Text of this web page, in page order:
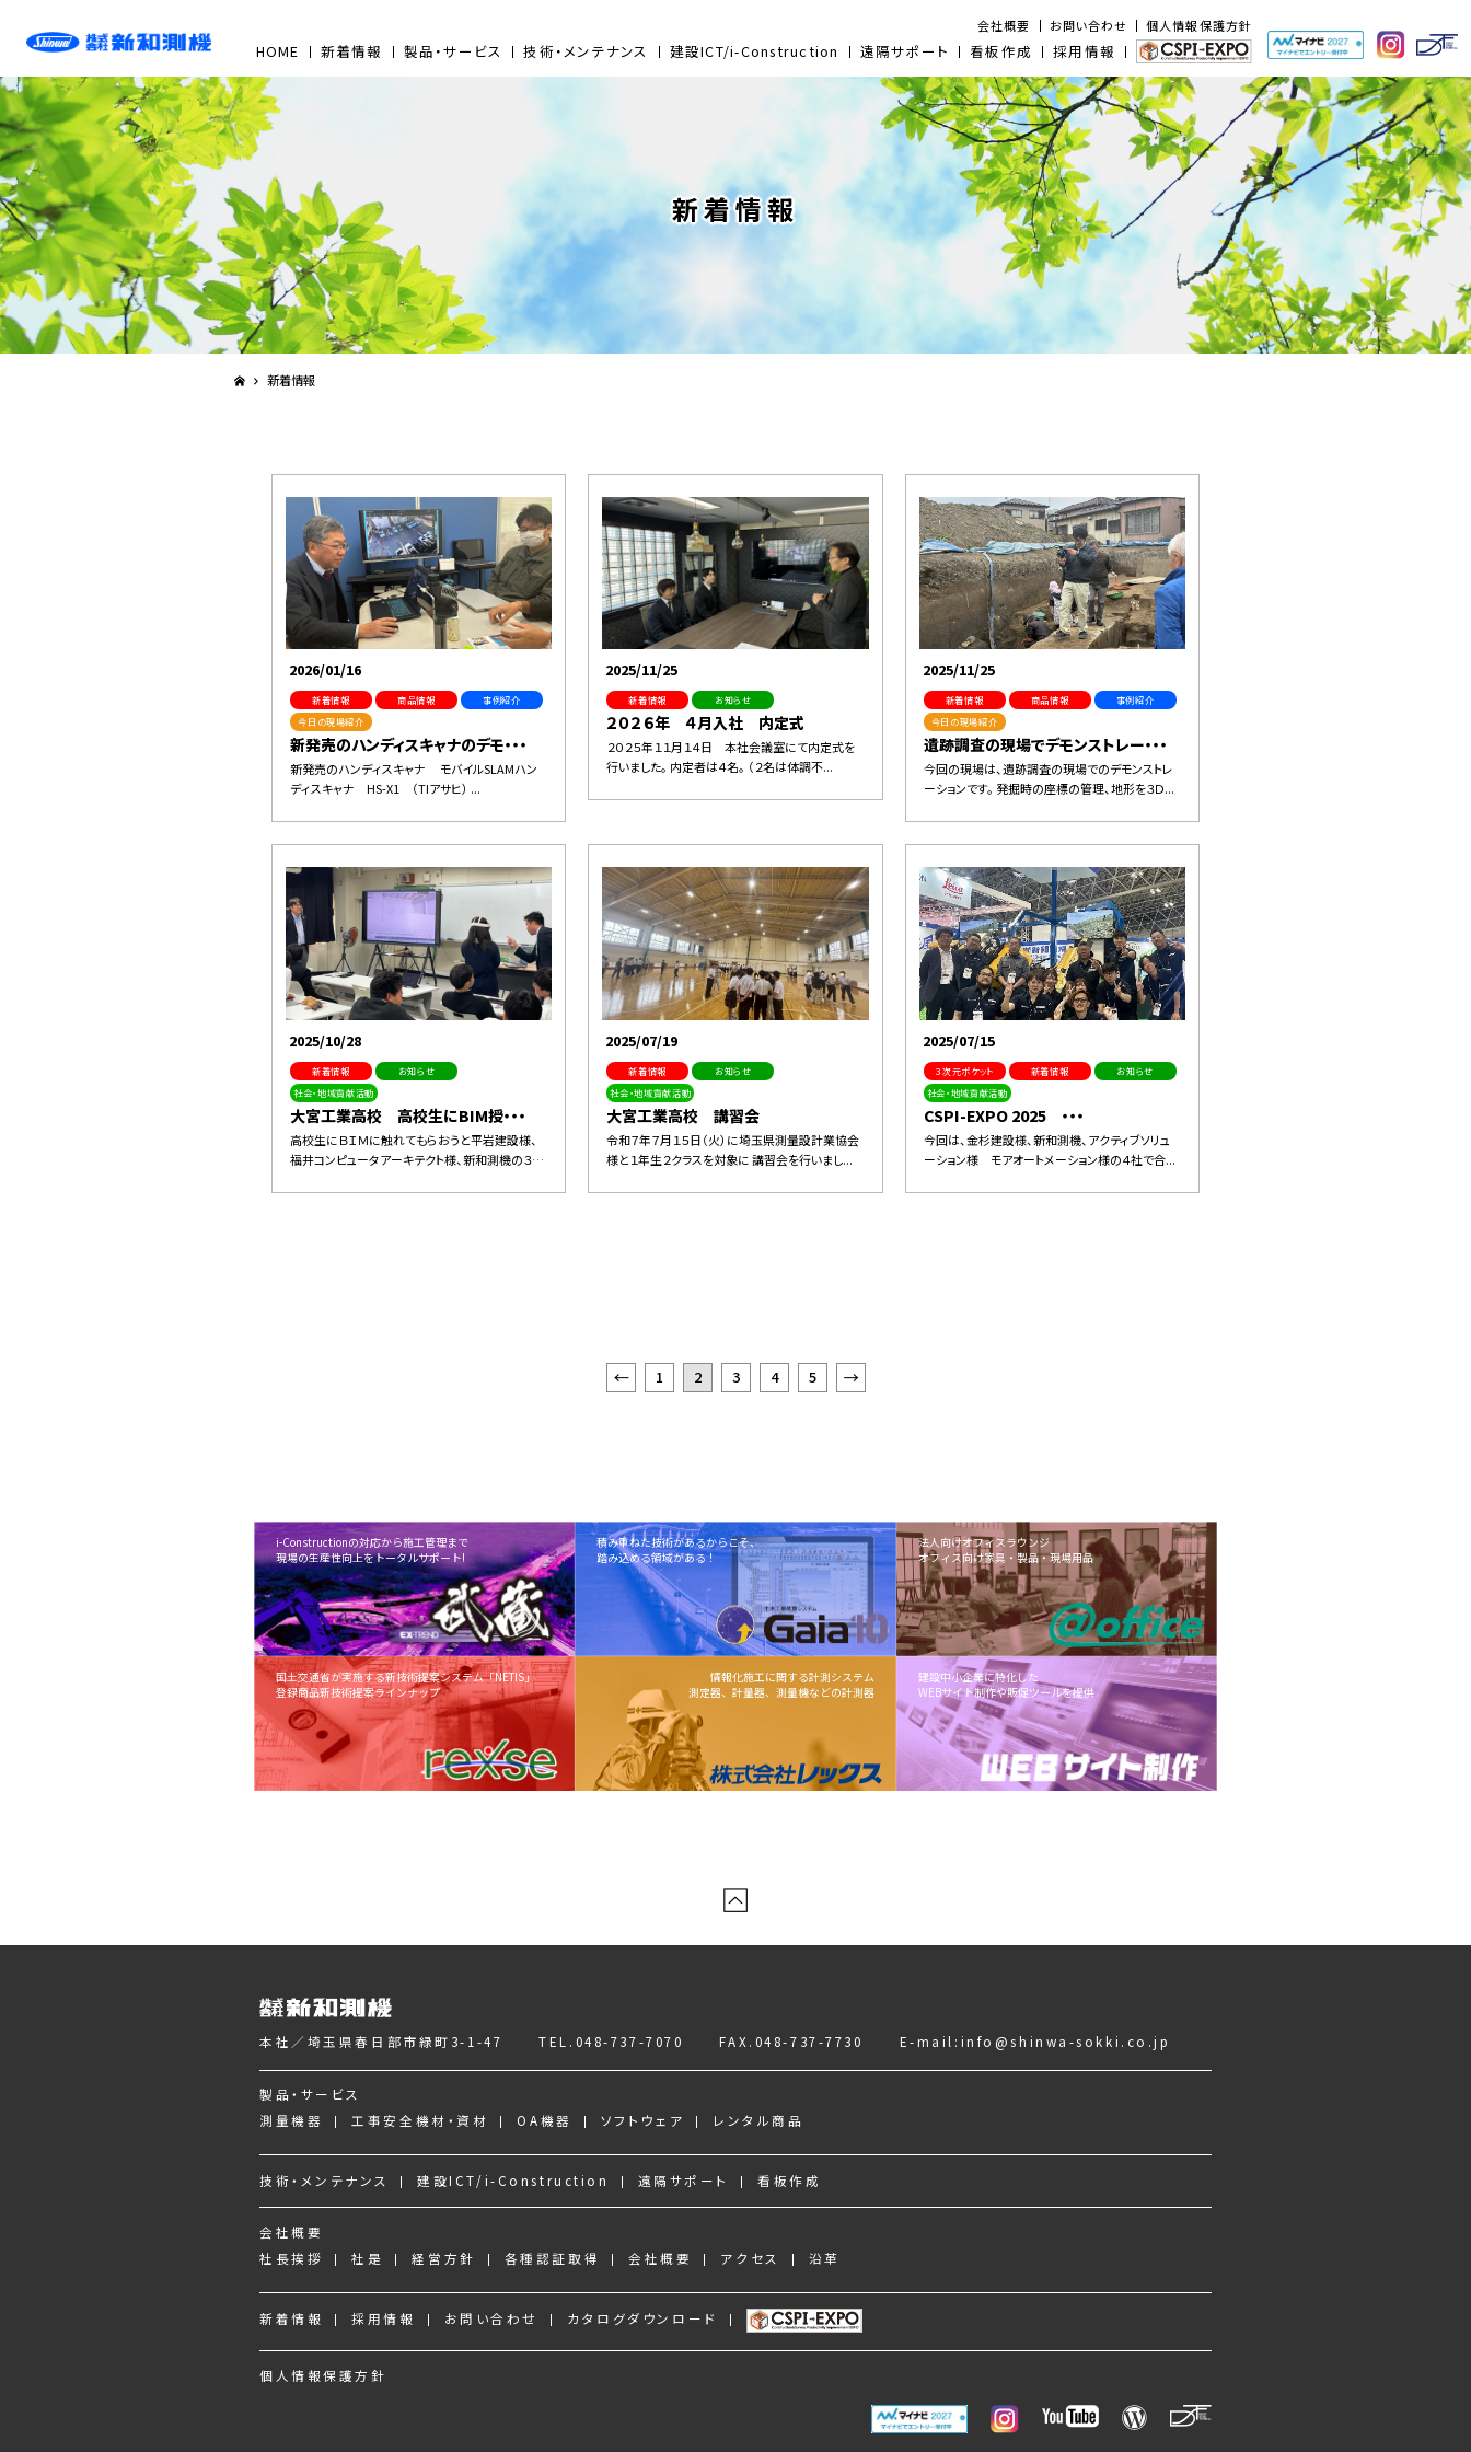
会社概要 お問い合わせ 個人情報保護方針
HOME 新着情報 製品・サービス 技術・メンテナンス 建設ICT/i-Construction 遠隔サポート 看板作成 採用情報
新着情報
新着情報
2026/01/16
新着情報 商品情報
事例紹介
今日の現場紹介
新発売のハンディスキャナのデモ・・・
新発売のハンディスキャナ モバイルSLAMハン
ディスキャナ HS-X1 （TIアサヒ） ...
2025/11/25
新着情報 お知らせ
２０２６年 ４月入社 内定式
２０２５年１１月１４日 本社会議室にて内定式を
行いました。 内定者は４名。 （２名は体調不...
2025/11/25
新着情報 商品情報
事例紹介
今日の現場紹介
遺跡調査の現場でデモンストレー・・・
今回の現場は、遺跡調査の現場でのデモンストレ
ーションです。 発掘時の座標の管理、地形を３Ｄ...
2025/10/28
新着情報
お知らせ
社会・地域貢献活動
大宮工業高校 高校生にBIM授・・・
高校生にＢＩＭに触れてもらおうと平岩建設様、
福井コンピュータアーキテクト様、新和測機の３…
2025/07/19
新着情報
お知らせ
社会・地域貢献活動
大宮工業高校 講習会
令和７年７月１５日（火）に埼玉県測量設計業協会
様と１年生２クラスを対象に 講習会を行いまし...
2025/07/15
３次元ポケット 新着情報
お知らせ
社会・地域貢献活動
CSPI-EXPO 2025 ・・・
今回は、金杉建設様、新和測機、アクティブソリュ
ーション様 モアオートメーション様の４社で合...
1 2 3 4 5
i-Constructionの対応から施工管理まで
現場の生産性向上をトータルサポート!
積み重ねた技術があるからこそ、
踏み込める領域がある！
法人向けオフィスラウンジ
オフィス向け家具・製品・現場用品
国土交通省が実施する新技術提案システム「NETIS」
登録商品新技術提案ラインナップ
情報化施工に関する計測システム
測定器、計量器、測量機などの計測器
建設中小企業に特化した
WEBサイト制作や販促ツールを提供
本社／埼玉県春日部市緑町3-1-47 TEL. 048-737-7070 FAX.048-737-7730 E-mail: info@shinwa-sokki.co.jp
製品・サービス
測量機器
工事安全機材・資材 OA機器 ソフトウェア レンタル商品
技術・メンテナンス 建設ICT/i-Construction 遠隔サポート 看板作成
会社概要
社長挨拶
社是 経営方針 各種認証取得 会社概要 アクセス 沿革
新着情報 採用情報 お問い合わせ カタログダウンロード
個人情報保護方針